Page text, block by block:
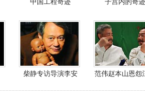
柴静专访导演李安 范伟赵本山恩怨